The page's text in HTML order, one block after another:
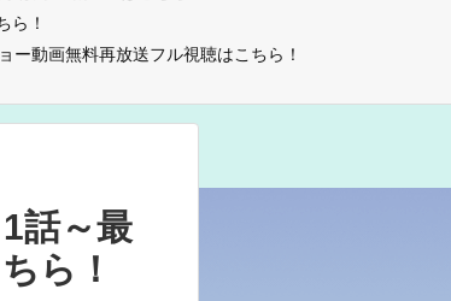
ら！
ー動画無料再放送フル視聴はこちら！
話～最
ら！